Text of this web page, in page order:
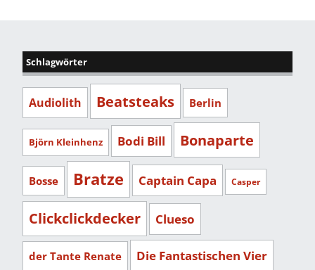
Schlagwörter
Audiolith Beatsteaks Berlin
Björn Kleinhenz Bodi Bill Bonaparte
Bosse Bratze Captain Capa Casper
Clickclickdecker Clueso
der Tante Renate Die Fantastischen Vier